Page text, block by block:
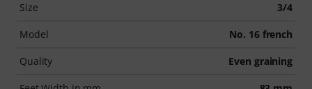
Size 3/4
Model No. 16 french
Quality Even graining